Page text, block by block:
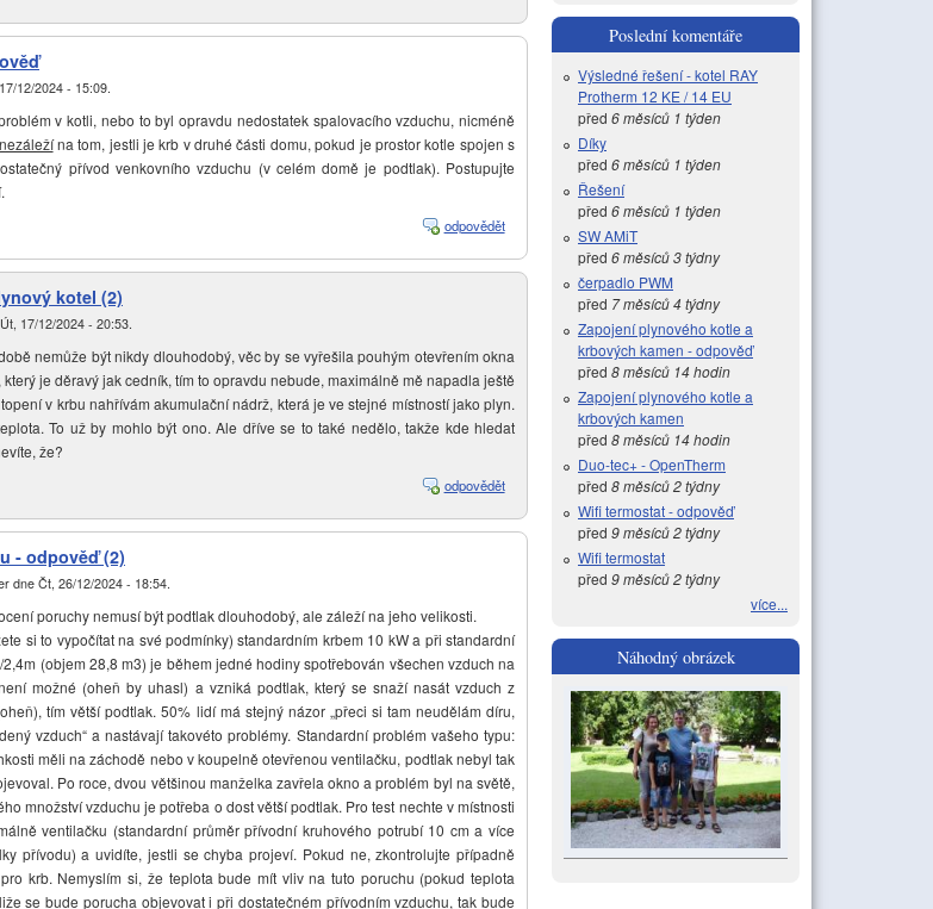
12/2024 - 15:09.
v kotli, nebo to byl opravdu nedostatek spalovacího vzduchu, nicméně
nezáležína tom, jestli je krb v druhé části domu, pokud je prostor kotle spojen s
přívod venkovního vzduchu (v celém domě je podtlak). Postupujte
odpovědět
kotel (2)
Út, 17/12/2024 - 20:53.
nemůže být nikdy dlouhodobý, věc by se vyřešila pouhým otevřením okna
je děravý jak cedník, tím to opravdu nebude, maximálně mě napadla ještě
v krbu nahřívám akumulační nádrž, která je ve stejné místností jako plyn.
To už by mohlo být ono. Ale dříve se to také nedělo, takže kde hledat
že?
odpovědět
- odpověď (2)
dne Čt, 26/12/2024 - 18:54.
poruchy nemusí být podtlak dlouhodobý, ale záleží na jeho velikosti.
si to vypočítat na své podmínky) standardním krbem 10 kW a při standardní
(objem 28,8 m3) je během jedné hodiny spotřebován všechen vzduch na
možné (oheň by uhasl) a vzniká podtlak, který se snaží nasát vzduch z
tím větší podtlak. 50% lidí má stejný názor „přeci si tam neudělám díru,
vzduch“ a nastávají takovéto problémy. Standardní problém vašeho typu:
měli na záchodě nebo v koupelně otevřenou ventilačku, podtlak nebyl tak
Po roce, dvou většinou manželka zavřela okno a problém byl na světě,
množství vzduchu je potřeba o dost větší podtlak. Pro test nechte v místnosti
ventilačku (standardní průměr přívodní kruhového potrubí 10 cm a více
přívodu) a uvidíte, jestli se chyba projeví. Pokud ne, zkontrolujte případně
krb. Nemyslím si, že teplota bude mít vliv na tuto poruchu (pokud teplota
se bude porucha objevovat i při dostatečném přívodním vzduchu, tak bude
Poslední komentáře
Výsledné řešení - kotel RAY
Protherm 12 KE / 14 EU
před 6 měsíců 1 týden
Díky
před 6 měsíců 1 týden
Řešení
před 6 měsíců 1 týden
SW AMiT
před 6 měsíců 3 týdny
čerpadlo PWM
před 7 měsíců 4 týdny
Zapojení plynového kotle a
krbových kamen - odpověď
před 8 měsíců 14 hodin
Zapojení plynového kotle a
krbových kamen
před 8 měsíců 14 hodin
Duo-tec+ - OpenTherm
před 8 měsíců 2 týdny
Wifi termostat - odpověď
před 9 měsíců 2 týdny
Wifi termostat
před 9 měsíců 2 týdny
více...
Náhodný obrázek